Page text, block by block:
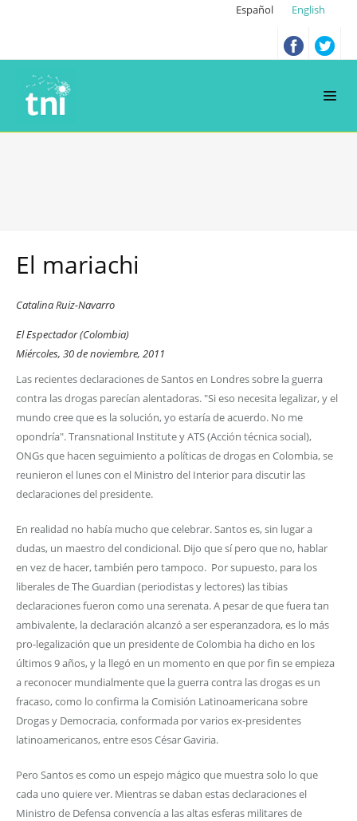
Español English
El mariachi
Catalina Ruiz-Navarro
El Espectador (Colombia)
Miércoles, 30 de noviembre, 2011
Las recientes declaraciones de Santos en Londres sobre la guerra
contra las drogas parecían alentadoras. "Si eso necesita legalizar, y el
mundo cree que es la solución, yo estaría de acuerdo. No me
opondría". Transnational Institute y ATS (Acción técnica social),
ONGs que hacen seguimiento a políticas de drogas en Colombia, se
reunieron el lunes con el Ministro del Interior para discutir las
declaraciones del presidente.
En realidad no había mucho que celebrar. Santos es, sin lugar a
dudas, un maestro del condicional. Dijo que sí pero que no, hablar
en vez de hacer, también pero tampoco. Por supuesto, para los
liberales de The Guardian (periodistas y lectores) las tibias
declaraciones fueron como una serenata. A pesar de que fuera tan
ambivalente, la declaración alcanzó a ser esperanzadora, es lo más
pro-legalización que un presidente de Colombia ha dicho en los
últimos 9 años, y la llegó en un momento en que por fin se empieza
a reconocer mundialmente que la guerra contra las drogas es un
fracaso, como lo confirma la Comisión Latinoamericana sobre
Drogas y Democracia, conformada por varios ex-presidentes
latinoamericanos, entre esos César Gaviria.
Pero Santos es como un espejo mágico que muestra solo lo que
cada uno quiere ver. Mientras se daban estas declaraciones el
Ministro de Defensa convencía a las altas esferas militares de